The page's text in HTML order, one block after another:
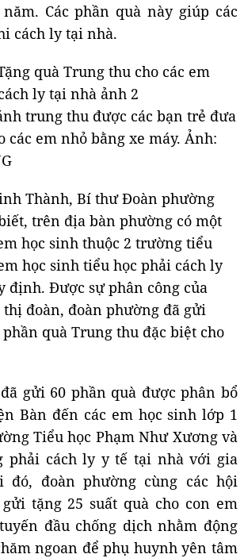
Các phần quà này giúp các
cách ly tại nhà.
trung thu được các bạn trẻ đưa
các em nhỏ bằng xe máy. Ảnh:
Thành, Bí thư Đoàn phường
trên địa bàn phường có một
học sinh thuộc 2 trường tiểu
học sinh tiểu học phải cách ly
định. Được sự phân công của
đoàn, đoàn phường đã gửi
quà Trung thu đặc biệt cho
gửi 60 phần quà được phân bổ
Bàn đến các em học sinh lớp 1
Tiểu học Phạm Như Xương và
phải cách ly y tế tại nhà với gia
đó, đoàn phường cùng các hội
tặng 25 suất quà cho con em
đầu chống dịch nhằm động
ngoan để phụ huynh yên tâm